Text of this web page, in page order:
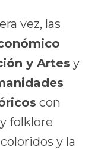
vez, las
y Artes y
con
folklore
y la